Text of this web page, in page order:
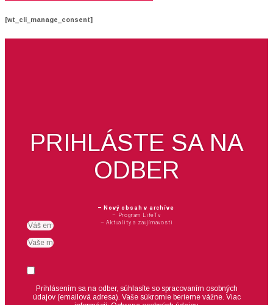
[wt_cli_manage_consent]
PRIHLÁSTE SA NA
ODBER
– Nový obsah v archíve
– Program LifeTv
– Aktuality a zaujímavosti
Prihlásením sa na odber, súhlasíte so spracovaním osobných
údajov (emailová adresa). Vaše súkromie berieme vážne. Viac